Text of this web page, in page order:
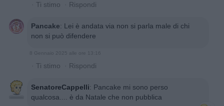
· Ti stimo · Rispondi
Pancake: Lei è andata via non si parla male di chi
non si può difendere
8 Gennaio 2025 alle ore 13:16
· Ti stimo · Rispondi
SenatoreCappelli: Pancake mi sono perso
qualcosa.... è da Natale che non pubblica